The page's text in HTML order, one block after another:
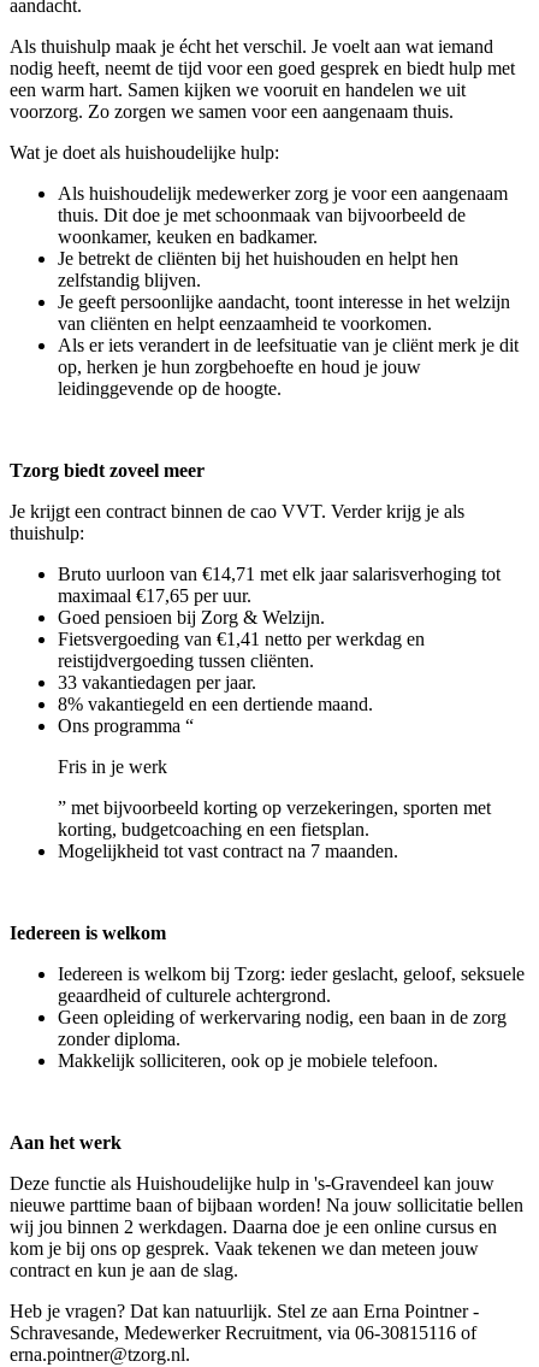
aandacht.
Als thuishulp maak je écht het verschil. Je voelt aan wat iemand
nodig heeft, neemt de tijd voor een goed gesprek en biedt hulp met
een warm hart. Samen kijken we vooruit en handelen we uit
voorzorg. Zo zorgen we samen voor een aangenaam thuis.
Wat je doet als huishoudelijke hulp:
Als huishoudelijk medewerker zorg je voor een aangenaam
thuis. Dit doe je met schoonmaak van bijvoorbeeld de
woonkamer, keuken en badkamer.
Je betrekt de cliënten bij het huishouden en helpt hen
zelfstandig blijven.
Je geeft persoonlijke aandacht, toont interesse in het welzijn
van cliënten en helpt eenzaamheid te voorkomen.
Als er iets verandert in de leefsituatie van je cliënt merk je dit
op, herken je hun zorgbehoefte en houd je jouw
leidinggevende op de hoogte.
Tzorg biedt zoveel meer
Je krijgt een contract binnen de cao VVT. Verder krijg je als
thuishulp:
Bruto uurloon van €14,71 met elk jaar salarisverhoging tot
maximaal €17,65 per uur.
Goed pensioen bij Zorg & Welzijn.
Fietsvergoeding van €1,41 netto per werkdag en
reistijdvergoeding tussen cliënten.
33 vakantiedagen per jaar.
8% vakantiegeld en een dertiende maand.
Ons programma “
Fris in je werk
” met bijvoorbeeld korting op verzekeringen, sporten met
korting, budgetcoaching en een fietsplan.
Mogelijkheid tot vast contract na 7 maanden.
Iedereen is welkom
Iedereen is welkom bij Tzorg: ieder geslacht, geloof, seksuele
geaardheid of culturele achtergrond.
Geen opleiding of werkervaring nodig, een baan in de zorg
zonder diploma.
Makkelijk solliciteren, ook op je mobiele telefoon.
Aan het werk
Deze functie als Huishoudelijke hulp in 's-Gravendeel kan jouw
nieuwe parttime baan of bijbaan worden! Na jouw sollicitatie bellen
wij jou binnen 2 werkdagen. Daarna doe je een online cursus en
kom je bij ons op gesprek. Vaak tekenen we dan meteen jouw
contract en kun je aan de slag.
Heb je vragen? Dat kan natuurlijk. Stel ze aan Erna Pointner -
Schravesande, Medewerker Recruitment, via 06-30815116 of
erna.pointner@tzorg.nl.